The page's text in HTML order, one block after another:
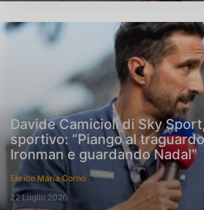
Davide Camicioli di Sky
sportivo: “Piango al
Ironman e guardando Nadal”
Enrico Maria Corno
22 Luglio 2026